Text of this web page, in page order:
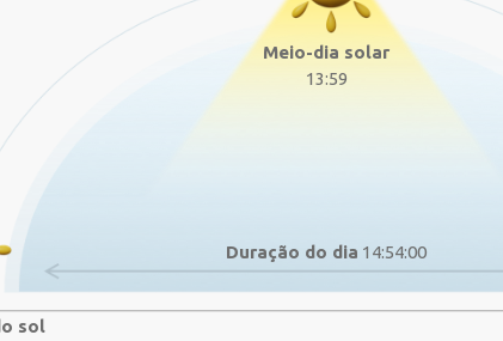
Meio-dia solar
13:59
Duração do dia 14:54:00
sol